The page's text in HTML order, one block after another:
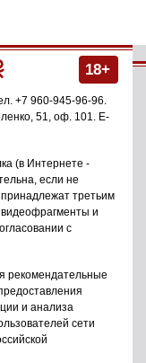
18+
+7 960-945-96-96.
51, оф. 101. E-
(в Интернете -
если не
третьим
и
с
рекомендательные
и анализа
сети